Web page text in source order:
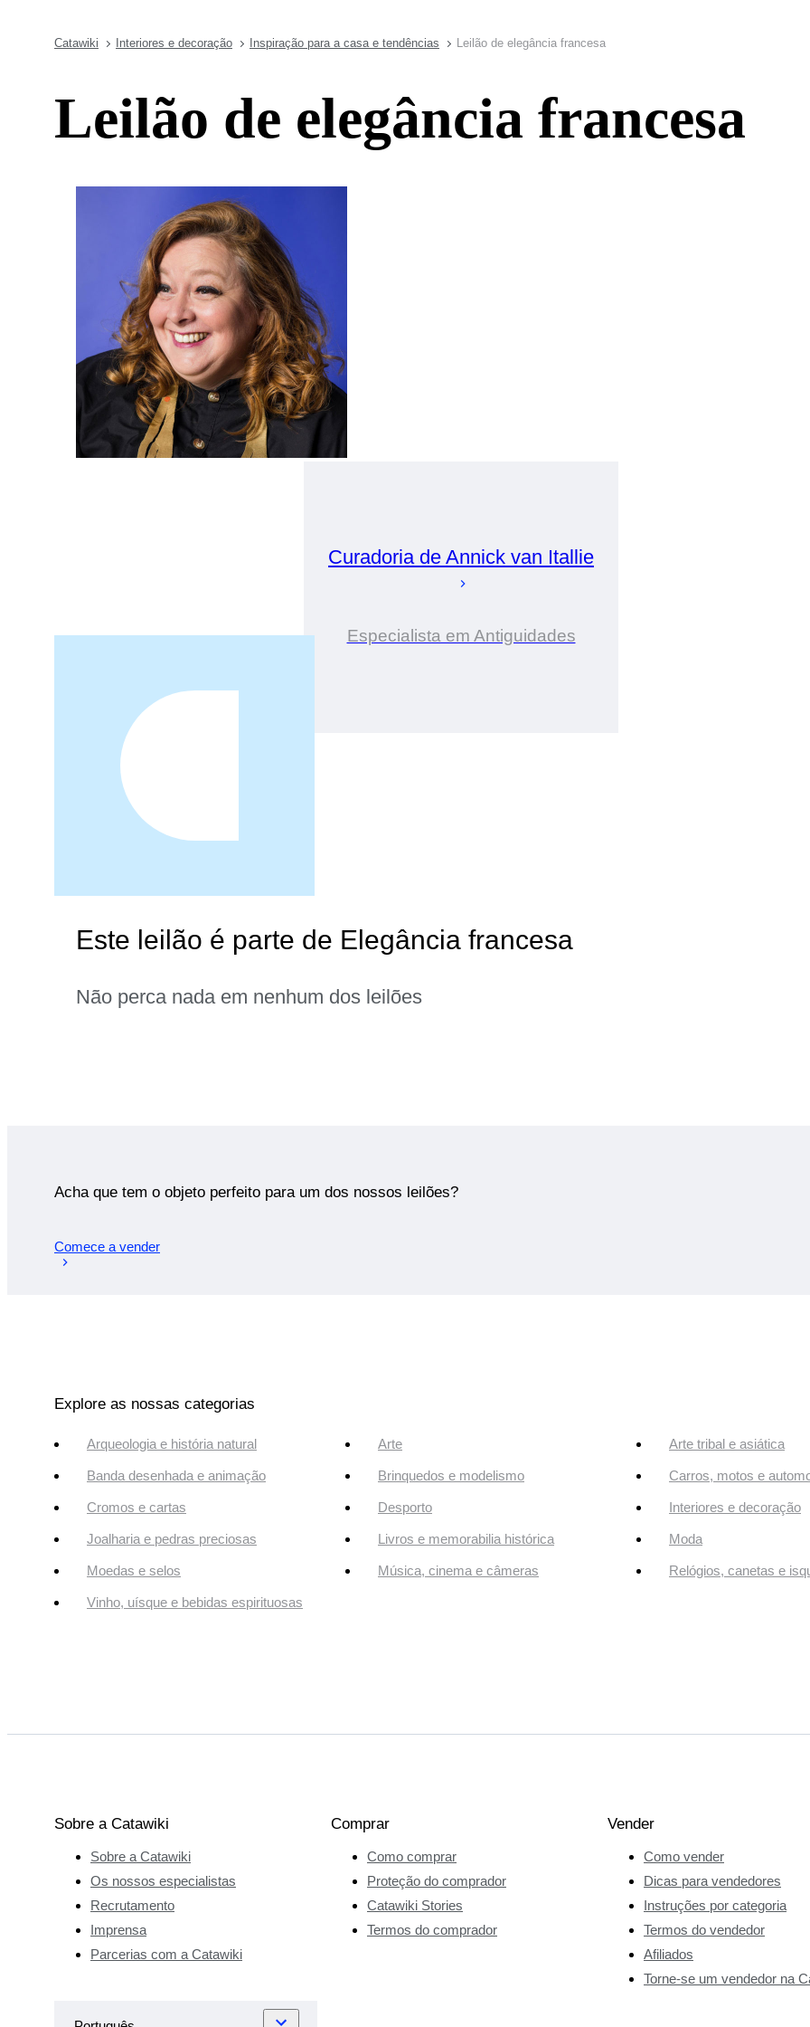
Catawiki Interiores e decoração Inspiração para a casa e tendências Leilão de elegância francesa
Leilão de elegância francesa
Curadoria de Annick van Itallie
Especialista em Antiguidades
Este leilão é parte de Elegância francesa
Não perca nada em nenhum dos leilões
Acha que tem o objeto perfeito para um dos nossos leilões?
Comece a vender
Explore as nossas categorias
Arqueologia e história natural Arte Arte tribal e asiática
Banda desenhada e animação Brinquedos e modelismo Carros, motos e
Cromos e cartas Desporto Interiores e decoração
Joalharia e pedras preciosas Livros e memorabilia histórica Moda
Moedas e selos Música, cinema e câmeras Relógios, canetas e
Vinho, uísque e bebidas espirituosas
Sobre a Catawiki
Sobre a Catawiki
Os nossos especialistas
Recrutamento
Imprensa
Parcerias com a Catawiki
Comprar
Como comprar
Proteção do comprador
Catawiki Stories
Termos do comprador
Vender
Como vender
Dicas para vendedores
Instruções por categoria
Termos do vendedor
Afiliados
Torne-se um vendedor na